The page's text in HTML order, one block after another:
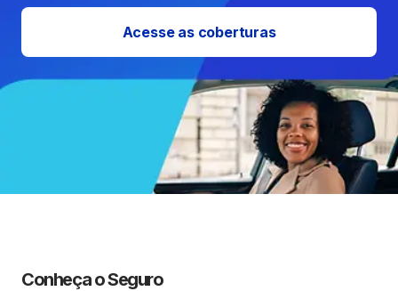
Acesse as coberturas
Conheça o Seguro